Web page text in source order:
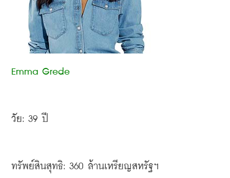
Emma Grede
วัย: 39 ปี
ทรัพย์สินสุทธิ: 360 ล้านเหรียญสหรัฐฯ